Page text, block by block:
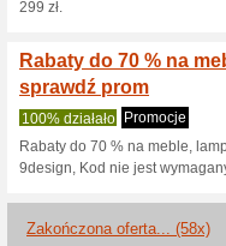
mailowy,
podczas
najmniej